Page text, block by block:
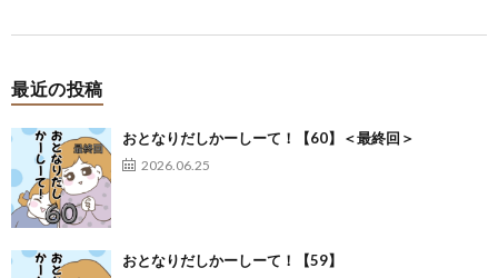
最近の投稿
おとなりだしかーしーて！【60】＜最終回＞
2026.06.25
おとなりだしかーしーて！【59】